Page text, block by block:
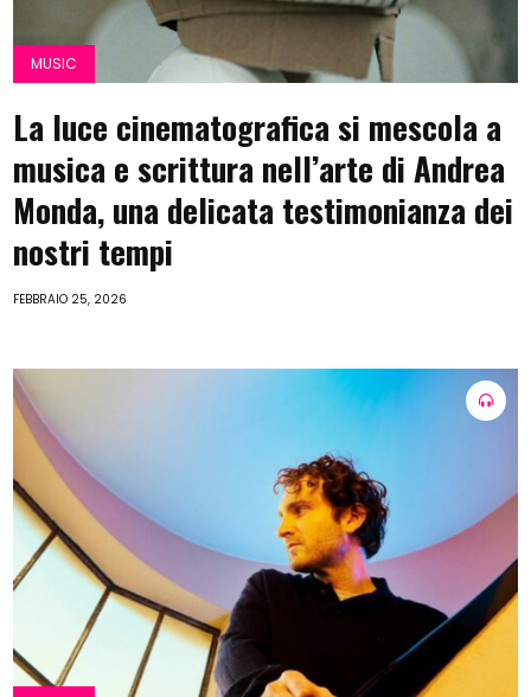
MUSIC
La luce cinematografica si mescola a
musica e scrittura nell’arte di Andrea
Monda, una delicata testimonianza dei
nostri tempi
FEBBRAIO 25, 2026